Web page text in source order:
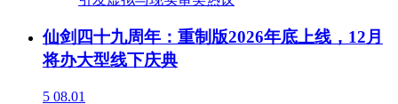
仙剑四十九周年：重制版2026年底上线，12月
将办大型线下庆典
5 08.01